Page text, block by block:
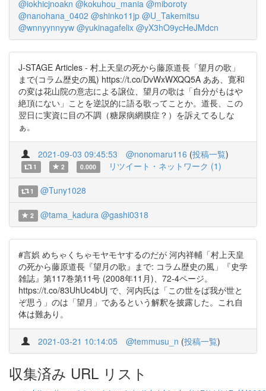
@iokhicjnoakn @kokuhou_mania @miboroty
@nanohana_0402 @shinko11jp @U_Takemitsu
@wnnyynnyyw @yukinagafelix @yX3hO9ycHeJMdcn
J-STAGE Articles - 村上天皇の死から藤原道長「望月の歌」
まで(コラム歴史の風) https://t.co/DvWxWXQQ5A ああ、寛和
の変は花山院の意志による譲位、望月の歌は「自分がもはや
絶頂にない」ことを逆説的に語る歌ってことか。道長、この
翌日に実資に目の不調（糖尿病網膜症？）を訴えてるしな
ぁ。
2021-09-03 09:45:53 @nonomaru116 (投稿一覧)
1 2 0.000 リツイート・ネットワーク (1)
1 @Tuny1028
2 @tama_kadura @gashi0318
#言娯 めちゃくちゃモヤモヤするのだが 河内祥輔「村上天皇
の死から藤原道長『望月の歌』まで: コラム歴史の風」『史学
雑誌』第117巻第11号 (2008年11月)、72-4ページ。
https://t.co/83UhUc4bUj で、河内氏は「この世をば我が世と
ぞ思う」のは「望月」であるという解釈を披露した。これ自
体は難あり。
2021-03-21 10:14:05 @temmusu_n (投稿一覧)
収集済み URL リスト